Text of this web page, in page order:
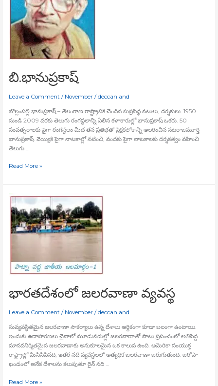
బి.భానుప్రకాష్‍
Leave a Comment / November /deccanland
బొల్లంపల్లి భానుప్రకాష్‍ – తెలంగాణ రాష్ట్రానికి చెందిన సుప్రసిద్ధ నటులు, దర్శకులు. 1950
నుండి 2009 వరకు తెలుగు రంగస్థలాన్ని ఏలిన కళాకారుల్లో భానుప్రకాష్‍ ఒకరు. 50
సంవత్సరాలకు పైగా రంగస్థలం మీద తన ప్రతిభతో ప్రేక్షకలోకాన్ని అలరించిన నటరాజమూర్తి
భానుప్రకాష్‍. వెయ్యికి పైగా నాటకాల్లో నటించి, వందకు పైగా నాటకాలకు దర్శకత్వం వహించి
తెలుగు …
Read More »
భారతదేశంలో జలరవాణా వ్యవస్థ
Leave a Comment / November /deccanland
సువ్యవస్థితమైన జలరవాణా సౌకర్యాలు ఉన్న దేశాలు ఆర్దికంగా కూడా బలంగా ఉంటాయి.
ఇందుకు ఉదాహరణలు చైనాలో మూడునదుల్లో జలరవాణాతో పాటు ప్రపంచంలో అతిపెద్ద
మానవనిర్మితమైన జలరవాణాకు అనుకూలమైన ఒక కాలువ ఉంది. అమెరికా సంయుక్త
రాష్ట్రాల్లో మిసిసిపినది, ఇతర నదీ వ్యవస్థలలో అత్యధిక జలరవాణా జరుగుతుంది. ఐరోపా
ఖండంలో అనేక దేశాలను కలుపుతూ రైన్‍ నది …
భారతదేశంలో
జలరవాణా
వ్యవస్థ
Read More »